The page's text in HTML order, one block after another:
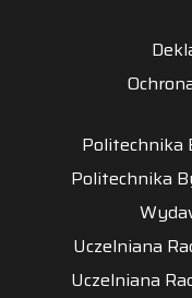
Politechnika
Politechnika
Uczelniana
Uczelniana